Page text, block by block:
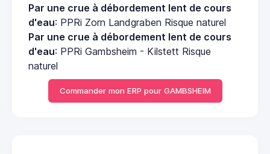
Par une crue à débordement lent de cours
d'eau: PPRi Zorn Landgraben Risque naturel
Par une crue à débordement lent de cours
d'eau: PPRi Gambsheim - Kilstett Risque
naturel
Commander mon ERP pour GAMBSHEIM